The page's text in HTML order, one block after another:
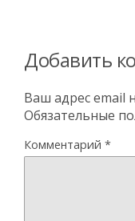
Добавить
Ваш адрес email
Обязательные
Комментарий *